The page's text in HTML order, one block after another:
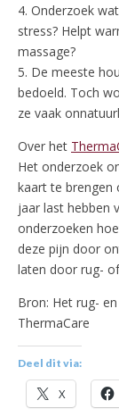
4. Onderzoek
stress? Helpt
massage?
5. De meeste
bedoeld. Toch
ze vaak
Over het
Het onderzoek
kaart te brengen
jaar last hebben
onderzoeken
deze pijn door
laten door rug-
Bron: Het rug-
ThermaCare
Deel dit via:
X